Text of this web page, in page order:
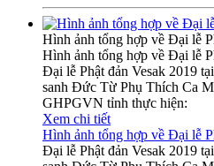
Hình ảnh tổng hợp về Đại lễ
Hình ảnh tổng hợp về Đại lễ
Đại lễ Phật đản Vesak 2019
sanh Đức Từ Phụ Thích Ca
GHPGVN tỉnh thực hiện:
Xem chi tiết
Hình ảnh tổng hợp về Đại lễ
Đại lễ Phật đản Vesak 2019